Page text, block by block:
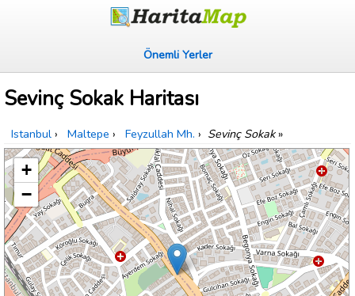
Önemli Yerler
Sevinç Sokak Haritası
Istanbul › Maltepe › Feyzullah Mh. › Sevinç Sokak»
+
−